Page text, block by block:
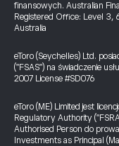
finansowych. Australian
Registered Office: Level 3,
Australia
eToro (Seychelles) Ltd.
("FSAS") na świadczenie
2007 License #SD076
eToro (ME) Limited jest
Regulatory Authority
Authorised Person do
Investments as Principal